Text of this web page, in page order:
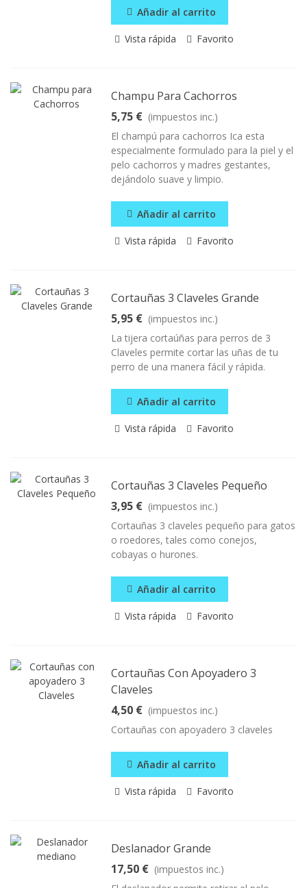
Añadir al carrito
Vista rápida Favorito
Champu Para Cachorros
5,75 € (impuestos inc.)
El champú para cachorros Ica esta
especialmente formulado para la piel y el
pelo cachorros y madres gestantes,
dejándolo suave y limpio.
Añadir al carrito
Vista rápida Favorito
Cortauñas 3 Claveles Grande
5,95 € (impuestos inc.)
La tijera cortaúñas para perros de 3
Claveles permite cortar las uñas de tu
perro de una manera fácil y rápida.
Añadir al carrito
Vista rápida Favorito
Cortauñas 3 Claveles Pequeño
3,95 € (impuestos inc.)
Cortauñas 3 claveles pequeño para gatos
o roedores, tales como conejos,
cobayas o hurones.
Añadir al carrito
Vista rápida Favorito
Cortauñas Con Apoyadero 3
Claveles
4,50 € (impuestos inc.)
Cortauñas con apoyadero 3 claveles
Añadir al carrito
Vista rápida Favorito
Deslanador Grande
17,50 € (impuestos inc.)